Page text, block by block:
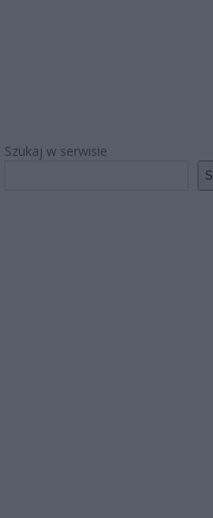
Szukaj w serwisie